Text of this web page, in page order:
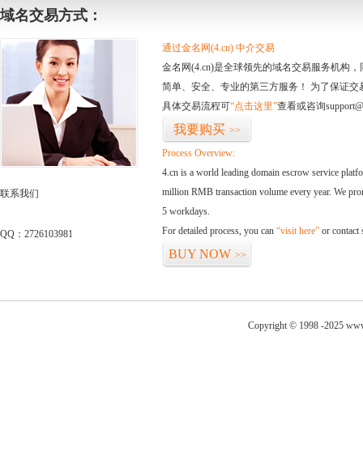
域名交易方式：
联系我们
QQ：2726103981
通过金名网(4.cn) 中介交易
金名网(4.cn)是全球领先的域名交易服务机构
简单、安全、专业的第三方服务！ 为了保证
具体交易流程可“点击这里”查看或咨询
我要购买 >>
Process Overview:
4.cn is a world leading domain escrow service
million RMB transaction volume every year. We
5 workdays.
For detailed process, you can “visit here” or contact
BUY NOW >>
Copyright © 1998 -2025